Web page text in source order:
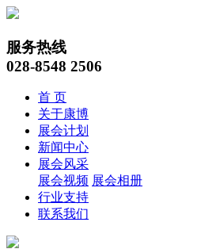
服务热线
028-8548 2506
首 页
关于康博
展会计划
新闻中心
展会风采
展会视频 展会相册
行业支持
联系我们